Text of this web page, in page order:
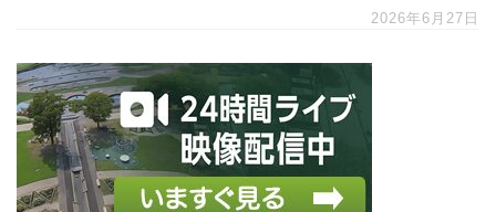
2026年6月27日